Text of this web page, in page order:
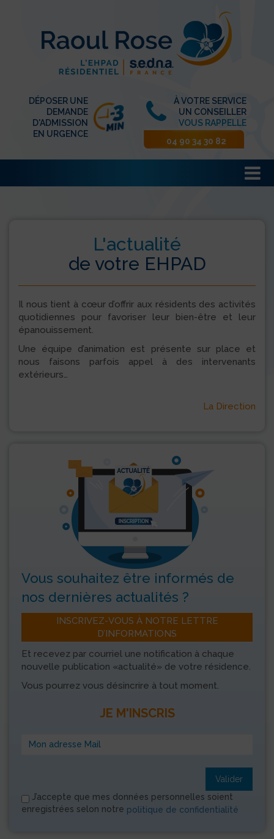
DÉPOSER UNE
DEMANDE
D'ADMISSION
EN URGENCE
À VOTRE SERVICE
UN CONSEILLER
VOUS RAPPELLE
04 90 34 30 82
L'actualité
de votre EHPAD
Il nous tient à cœur d’offrir aux résidents des activités
quotidiennes pour favoriser leur bien-être et leur
épanouissement.
Une équipe d’animation est présente sur place et
nous faisons parfois appel à des intervenants
extérieurs…
La Direction
Vous souhaitez être informés de
nos dernières actualités ?
INSCRIVEZ-VOUS À NOTRE LETTRE
D’INFORMATIONS
Et recevez par courriel une notification à chaque
nouvelle publication «actualité» de votre résidence.
Vous pourrez vous désincrire à tout moment.
JE M'INSCRIS
Valider
J’accepte que mes données personnelles soient
enregistrées selon notre politique de confidentialité